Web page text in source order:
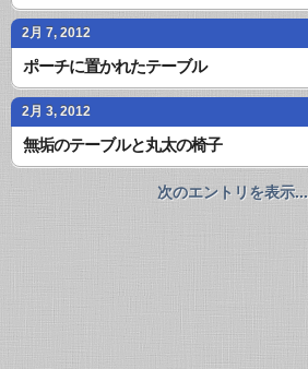
2月 7, 2012
ポーチに置かれたテーブル
2月 3, 2012
無垢のテーブルと丸太の椅子
次のエントリを表示...